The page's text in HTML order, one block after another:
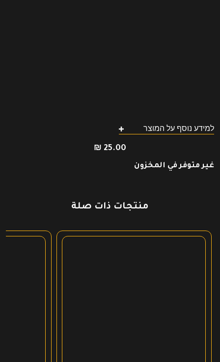
למידע נוסף על המוצר
₪ 25.00
غير متوفر في المخزون
منتجات ذات صلة